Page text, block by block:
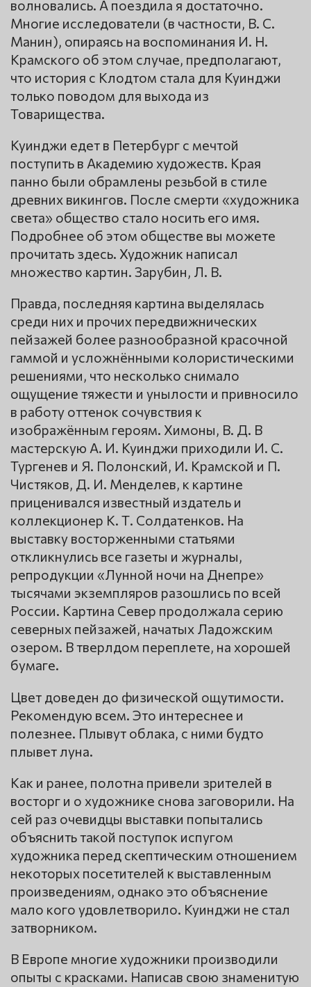
волновались. А поездила я достаточно.
Многие исследователи (в частности, В. С.
Манин), опираясь на воспоминания И. Н.
Крамского об этом случае, предполагают,
что история с Клодтом стала для Куинджи
только поводом для выхода из
Товарищества.
Куинджи едет в Петербург с мечтой
поступить в Академию художеств. Края
панно были обрамлены резьбой в стиле
древних викингов. После смерти «художника
света» общество стало носить его имя.
Подробнее об этом обществе вы можете
прочитать здесь. Художник написал
множество картин. Зарубин, Л. В.
Правда, последняя картина выделялась
среди них и прочих передвижнических
пейзажей более разнообразной красочной
гаммой и усложнёнными колористическими
решениями, что несколько снимало
ощущение тяжести и унылости и привносило
в работу оттенок сочувствия к
изображённым героям. Химоны, В. Д. В
мастерскую А. И. Куинджи приходили И. С.
Тургенев и Я. Полонский, И. Крамской и П.
Чистяков, Д. И. Менделев, к картине
приценивался известный издатель и
коллекционер К. Т. Солдатенков. На
выставку восторженными статьями
откликнулись все газеты и журналы,
репродукции «Лунной ночи на Днепре»
тысячами экземпляров разошлись по всей
России. Картина Север продолжала серию
северных пейзажей, начатых Ладожским
озером. В тверлдом переплете, на хорошей
бумаге.
Цвет доведен до физической ощутимости.
Рекомендую всем. Это интереснее и
полезнее. Плывут облака, с ними будто
плывет луна.
Как и ранее, полотна привели зрителей в
восторг и о художнике снова заговорили. На
сей раз очевидцы выставки попытались
объяснить такой поступок испугом
художника перед скептическим отношением
некоторых посетителей к выставленным
произведениям, однако это объяснение
мало кого удовлетворило. Куинджи не стал
затворником.
В Европе многие художники производили
опыты с красками. Написав свою знаменитую